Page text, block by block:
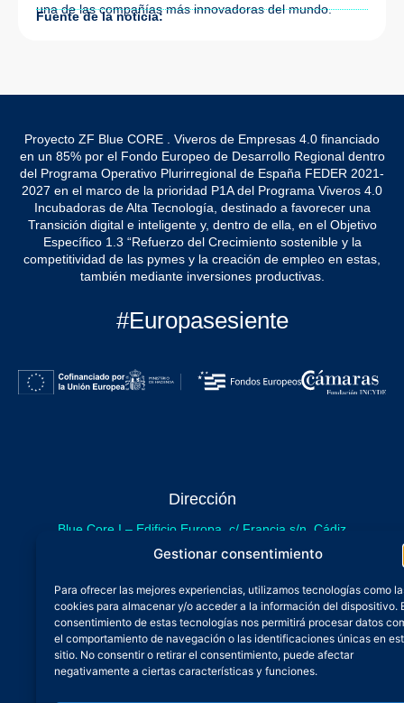
Gestionar consentimiento
Para ofrecer las mejores experiencias, utilizamos tecnologías como
cookies para almacenar y/o acceder a la información del dispositivo.
consentimiento de estas tecnologías nos permitirá procesar datos
el comportamiento de navegación o las identificaciones únicas en
sitio. No consentir o retirar el consentimiento, puede afectar
negativamente a ciertas características y funciones.
una de las compañías más innovadoras del mundo.
Fuente de la noticia:
Proyecto ZF Blue CORE . Viveros de Empresas 4.0 financiado
en un 85% por el Fondo Europeo de Desarrollo Regional dentro
del Programa Operativo Plurirregional de España FEDER 2021-
2027 en el marco de la prioridad P1A del Programa Viveros 4.0
Incubadoras de Alta Tecnología, destinado a favorecer una
Transición digital e inteligente y, dentro de ella, en el Objetivo
Específico 1.3 “Refuerzo del Crecimiento sostenible y la
competitividad de las pymes y la creación de empleo en estas,
también mediante inversiones productivas.
#Europasesiente
Dirección
Blue Core I – Edificio Europa, c/ Francia s/n. Cádiz
sede provisional de Blue Core - Incubazul
próximamente.
Teléfono y Whatsapp
600 515 071
De lunes a viernes